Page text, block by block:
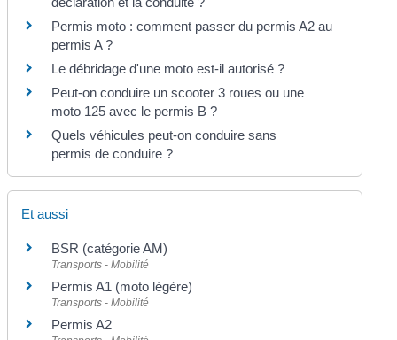
Permis moto : comment passer du permis A2 au
permis A ?
Le débridage d'une moto est-il autorisé ?
Peut-on conduire un scooter 3 roues ou une
moto 125 avec le permis B ?
Quels véhicules peut-on conduire sans
permis de conduire ?
Et aussi
BSR (catégorie AM)
Transports - Mobilité
Permis A1 (moto légère)
Transports - Mobilité
Permis A2